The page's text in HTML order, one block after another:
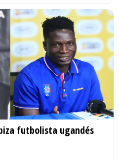
futbolista ugandés